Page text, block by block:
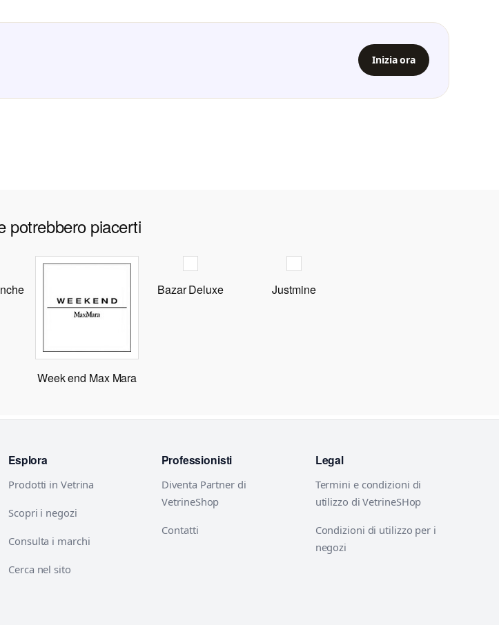
Inizia ora
potrebbero piacerti
Week end Max Mara
Bazar Deluxe Justmine
Esplora
Prodotti in Vetrina
Scopri i negozi
Consulta i marchi
Cerca nel sito
Professionisti
Diventa Partner di
VetrineShop
Contatti
Legal
Termini e condizioni di
utilizzo di VetrineSHop
Condizioni di utilizzo per i
negozi